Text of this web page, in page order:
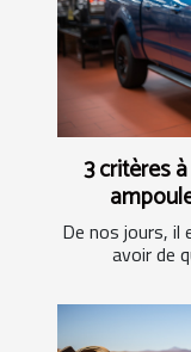
3 critères
De nos jours, il
avoir de